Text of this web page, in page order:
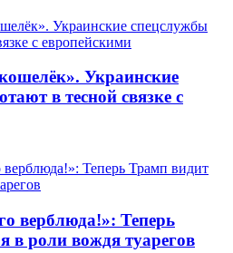
Украинские
в тесной связке с
верблюда!»: Теперь
в роли вождя туарегов